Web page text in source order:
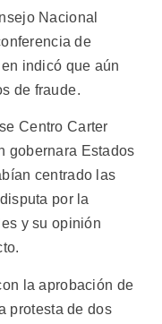
Nacional
de
indicó que aún
de fraude.
Centro Carter
gobernara Estados
centrado las
por la
y su opinión
la aprobación de
protesta de dos